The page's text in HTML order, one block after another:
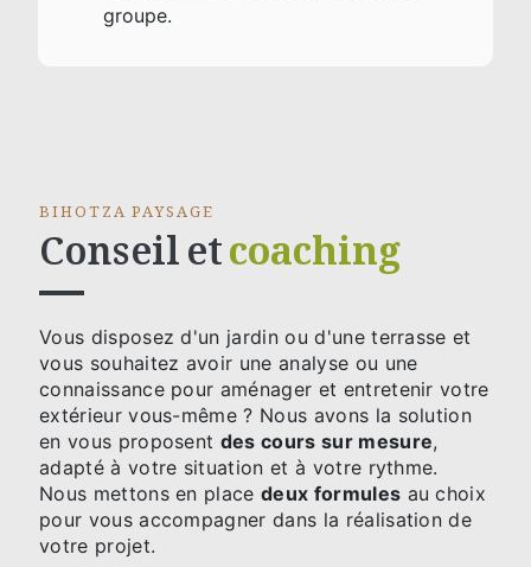
groupe.
BIHOTZA PAYSAGE
Conseil etcoaching
Vous disposez d'un jardin ou d'une terrasse et
vous souhaitez avoir une analyse ou une
connaissance pour aménager et entretenir votre
extérieur vous-même ? Nous avons la solution
en vous proposent des cours sur mesure,
adapté à votre situation et à votre rythme.
Nous mettons en placedeux formules au choix
pour vous accompagner dans la réalisation de
votre projet.